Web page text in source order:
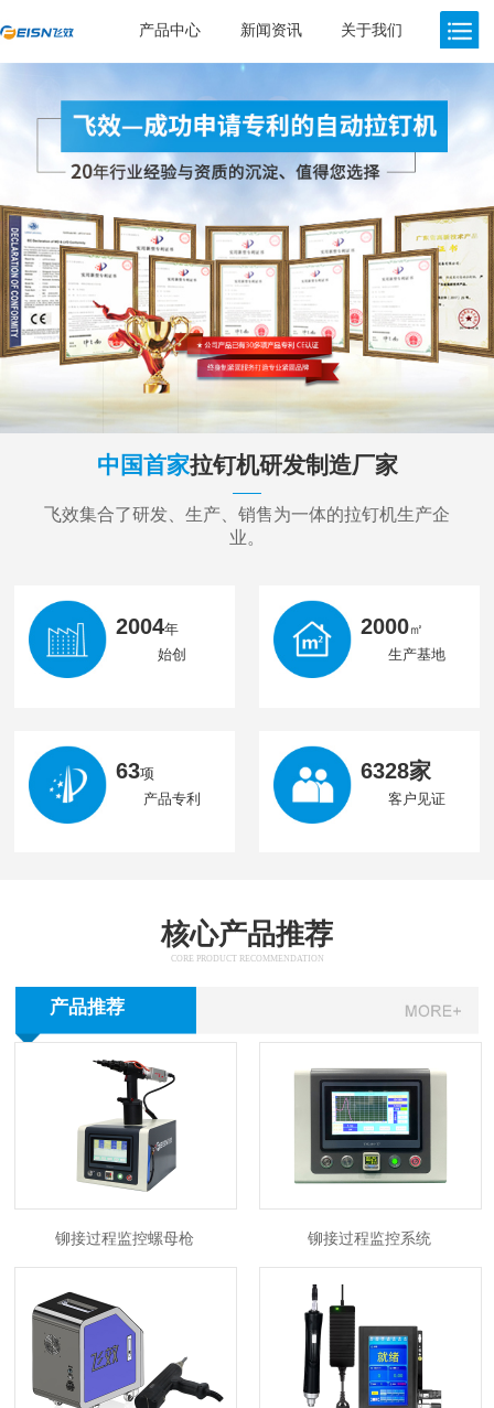
产品中心 新闻资讯 关于我们
中国首家拉钉机研发制造厂家
飞效集合了研发、生产、销售为一体的拉钉机生产企
业。
2004年
始创
2000㎡
生产基地
63项
产品专利
6328家
客户见证
核心产品推荐
CORE PRODUCT RECOMMENDATION
产品推荐
铆接过程监控螺母枪 铆接过程监控系统